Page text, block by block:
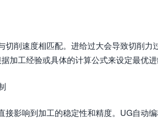
切削速度相匹配。进给过大会导致切削
加工经验或具体的计算公式来设定最优
接影响到加工的稳定性和精度。UG自动